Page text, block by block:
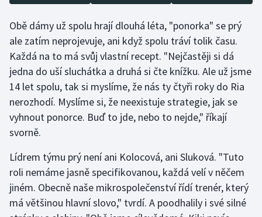
Obě dámy už spolu hrají dlouhá léta, "ponorka" se prý
ale zatím neprojevuje, ani když spolu tráví tolik času.
Každá na to má svůj vlastní recept. "Nejčastěji si dá
jedna do uší sluchátka a druhá si čte knížku. Ale už jsme
14 let spolu, tak si myslíme, že nás ty čtyři roky do Ria
nerozhodí. Myslíme si, že neexistuje strategie, jak se
vyhnout ponorce. Buď to jde, nebo to nejde," říkají
svorně.
Lídrem týmu prý není ani Kolocová, ani Sluková. "Tuto
roli nemáme jasně specifikovanou, každá velí v něčem
jiném. Obecně naše mikrospolečenství řídí trenér, který
má většinou hlavní slovo," tvrdí. A poodhalily i své silné